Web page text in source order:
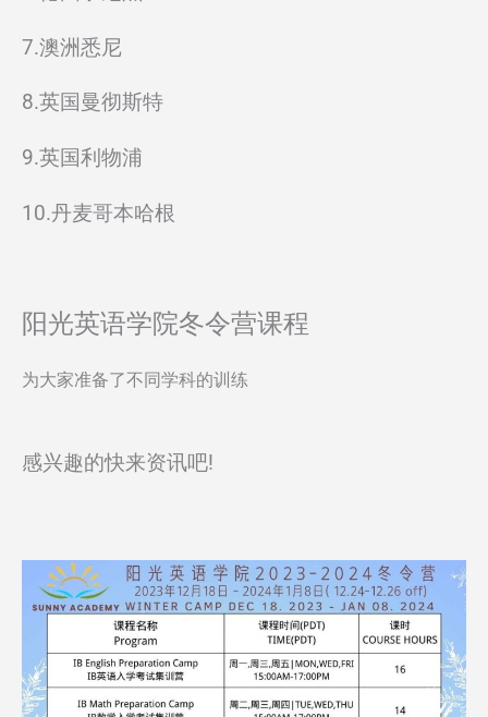
7.澳洲悉尼
8.英国曼彻斯特
9.英国利物浦
10.丹麦哥本哈根
阳光英语学院冬令营课程
为大家准备了不同学科的训练
感兴趣的快来资讯吧!